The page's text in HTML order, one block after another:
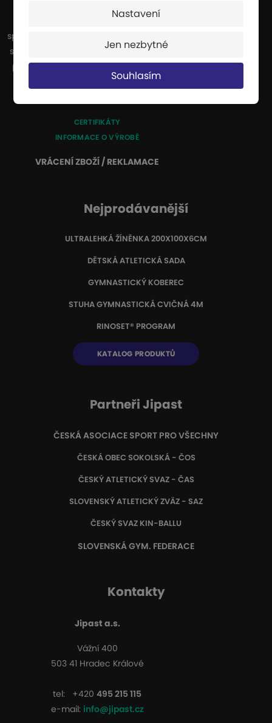
Nastavení
Jen nezbytné
Souhlasím
Jsme výrobci a dodavatelé celé řady
sportovních potřeb. Naše výroba se zvláště
specializuje na dopadové plochy, které se
používají všude tam, kde hrozí nebezpečí
pádu z výšky nebo pádu při vysoké
CERTIFIKÁTY
INFORMACE O VÝROBĚ
VRÁCENÍ ZBOŽÍ / REKLAMACE
Nejprodávanější
ULTRALEHKÁ ŽÍNĚNKA 200X100X6CM
DĚTSKÁ ATLETICKÁ SADA
GYMNASTICKÝ KOBEREC
STUHA GYMNASTICKÁ CVIČNÁ 4M
RINOSET® PROGRAM
KATALOG PRODUKTŮ
Partneři Jipast
ČESKÁ ASOCIACE SPORT PRO VŠECHNY
ČESKÁ OBEC SOKOLSKÁ - ČOS
ČESKÝ ATLETICKÝ SVAZ - ČAS
SLOVENSKÝ ATLETICKÝ ZVÄZ - SAZ
ČESKÝ SVAZ KIN-BALLU
SLOVENSKÁ GYM. FEDERACE
Kontakty
Jipast a.s.
Vážní 400
503 41 Hradec Králové
tel: +420 495 215 115
e-mail: info@jipast.cz